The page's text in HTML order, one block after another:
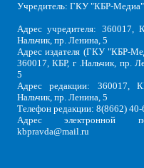
Учредитель: ГКУ "КБР-Медиа"
Адрес учредителя: 360017,
Нальчик, пр. Ленина, 5
Адрес издателя (ГКУ "КБР-
360017, КБР, г .Нальчик, пр.
5
Адрес редакции: 360017,
Нальчик, пр. Ленина, 5
Телефон редакции: 8(8662)
Адрес электронной
kbpravda@mail.ru